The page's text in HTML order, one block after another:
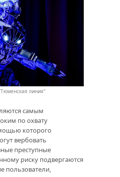
линия"
самым
по охвату
которого
вербовать
преступные
риску подвергаются
пользователи,